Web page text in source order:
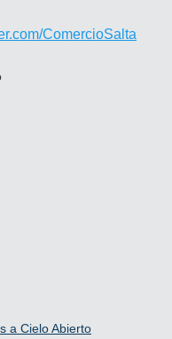
ComercioSalta
a Cielo Abierto